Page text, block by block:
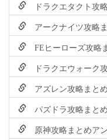
ドラクエタクト攻
アークナイツ攻略
FEヒーローズ攻略
ドラクエウォーク
アズレン攻略まと
パズドラ攻略まと
原神攻略まとめア